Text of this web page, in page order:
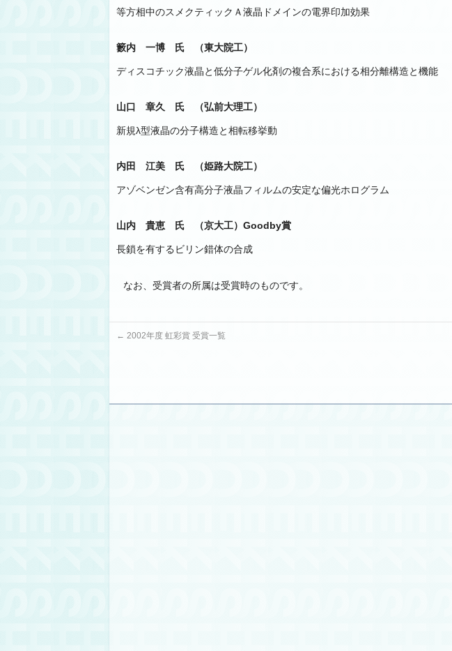
等方相中のスメクティックＡ液晶ドメインの電界印加効果
籔内 一博 氏 （東大院工）
ディスコチック液晶と低分子ゲル化剤の複合系における相分離構造と機能
山口 章久 氏 （弘前大理工）
新規λ型液晶の分子構造と相転移挙動
内田 江美 氏 （姫路大院工）
アゾベンゼン含有高分子液晶フィルムの安定な偏光ホログラム
山内 貴恵 氏 （京大工） Goodby賞
長鎖を有するビリン錯体の合成
なお、受賞者の所属は受賞時のものです。
← 2002年度 虹彩賞 受賞一覧